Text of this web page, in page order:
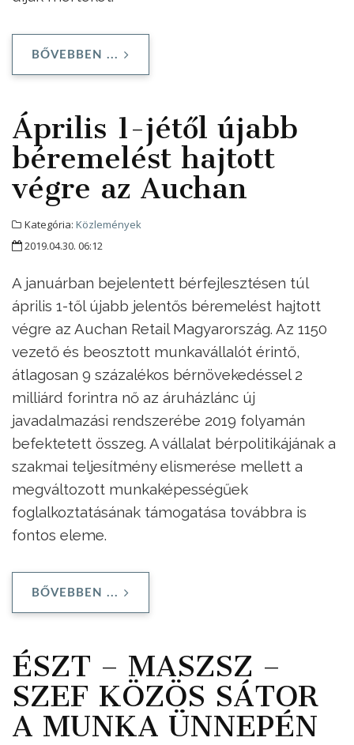
BŐVEBBEN ...
Április 1-jétől újabb
béremelést hajtott
végre az Auchan
Kategória: Közlemények
2019.04.30. 06:12
A januárban bejelentett bérfejlesztésen túl
április 1-től újabb jelentős béremelést hajtott
végre az Auchan Retail Magyarország. Az 1150
vezető és beosztott munkavállalót érintő,
átlagosan 9 százalékos bérnövekedéssel 2
milliárd forintra nő az áruházlánc új
javadalmazási rendszerébe 2019 folyamán
befektetett összeg. A vállalat bérpolitikájának a
szakmai teljesítmény elismerése mellett a
megváltozott munkaképességűek
foglalkoztatásának támogatása továbbra is
fontos eleme.
BŐVEBBEN ...
ÉSZT – MASZSZ –
SZEF KÖZÖS SÁTOR
A MUNKA ÜNNEPÉN